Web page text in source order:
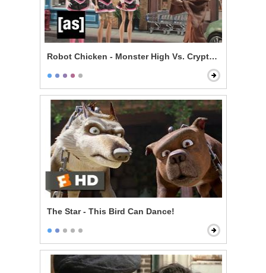
Robot Chicken - Monster High Vs. Cryptkeeper
The Star - This Bird Can Dance!